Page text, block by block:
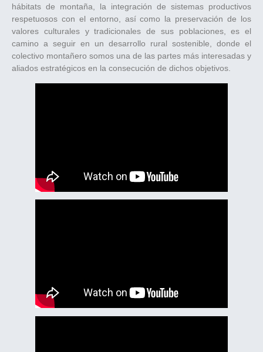
hábitats de montaña, la integración de sistemas productivos
respetuosos con el entorno, así como la preservación de los
valores culturales y tradicionales de sus poblaciones, es el
camino a seguir en un desarrollo rural sostenible, donde el
colectivo montañero somos una de las partes más interesadas y
aliados estratégicos en la consecución de dichos objetivos.